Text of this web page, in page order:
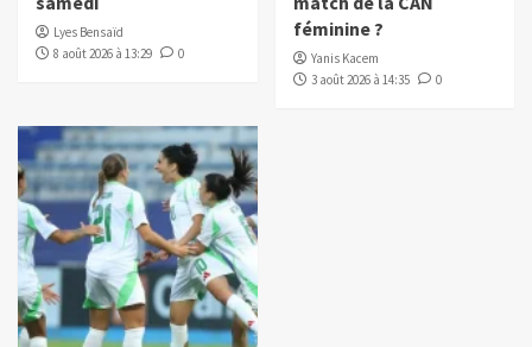
Lyes Bensaïd
8 août 2026 à 13:29
0
féminine ?
Yanis Kacem
3 août 2026 à 14:35
0